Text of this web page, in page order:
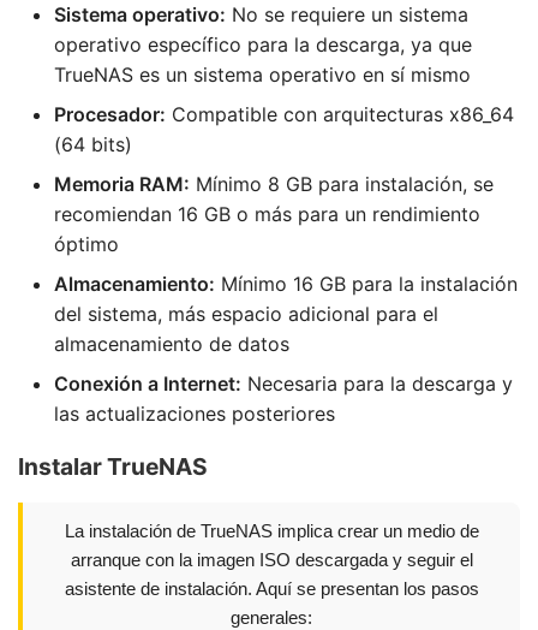
Sistema operativo: No se requiere un sistema
operativo específico para la descarga, ya que
TrueNAS es un sistema operativo en sí mismo
Procesador: Compatible con arquitecturas x86_64
(64 bits)
Memoria RAM: Mínimo 8 GB para instalación, se
recomiendan 16 GB o más para un rendimiento
óptimo
Almacenamiento: Mínimo 16 GB para la instalación
del sistema, más espacio adicional para el
almacenamiento de datos
Conexión a Internet: Necesaria para la descarga y
las actualizaciones posteriores
Instalar TrueNAS
La instalación de TrueNAS implica crear un medio de
arranque con la imagen ISO descargada y seguir el
asistente de instalación. Aquí se presentan los pasos
generales: